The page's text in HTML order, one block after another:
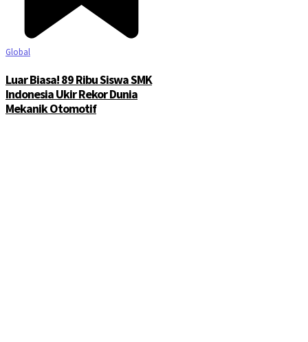
Global
Luar Biasa! 89 Ribu Siswa SMK
Indonesia Ukir Rekor Dunia
Mekanik Otomotif